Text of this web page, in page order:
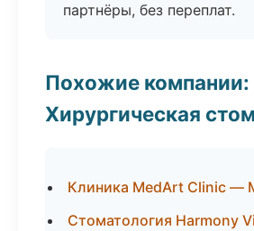
партнёры, без переплат.
Похожие компании:
Хирургическая
Клиника MedArt Clinic —
Стоматология Harmony